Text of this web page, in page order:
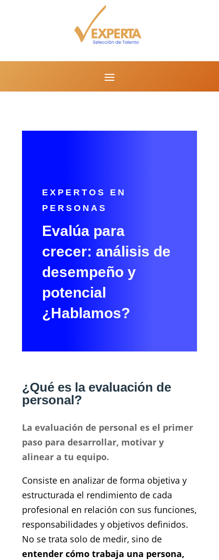
EXPERTOS EN
PERSONAS
Evalúa para
crecer: análisis de
desempeño y
potencial
¿Hablamos?
¿Qué es la evaluación de
personal?
La evaluación de personal es el primer
paso para desarrollar, motivar y
alinear a tu equipo.
Consiste en analizar de forma objetiva y
estructurada el rendimiento de cada
profesional en relación con sus funciones,
responsabilidades y objetivos definidos.
No se trata solo de medir, sino de
entender cómo trabaja una persona,